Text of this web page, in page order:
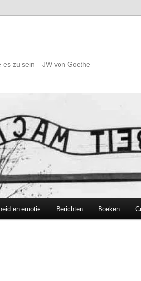
zu sein – JW von Goethe
en emotie Berichten Boeken